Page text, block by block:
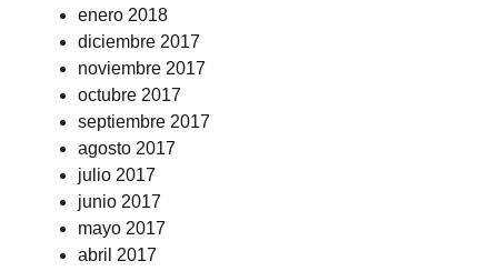
enero 2018
diciembre 2017
noviembre 2017
octubre 2017
septiembre 2017
agosto 2017
julio 2017
junio 2017
mayo 2017
abril 2017